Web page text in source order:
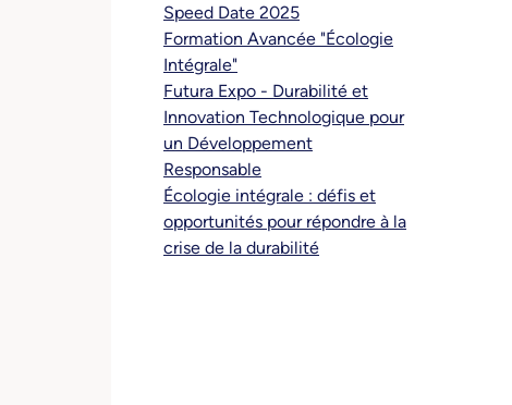
Speed Date 2025
Formation Avancée "Écologie
Intégrale"
Futura Expo - Durabilité et
Innovation Technologique pour
un Développement
Responsable
Écologie intégrale : défis et
opportunités pour répondre à la
crise de la durabilité